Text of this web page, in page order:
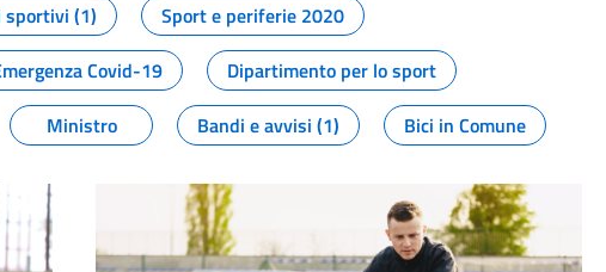
sportivi (1)
Sport e periferie 2020
Covid-19
Dipartimento per lo sport
Ministro Bandi e avvisi (1) Bici in Comune